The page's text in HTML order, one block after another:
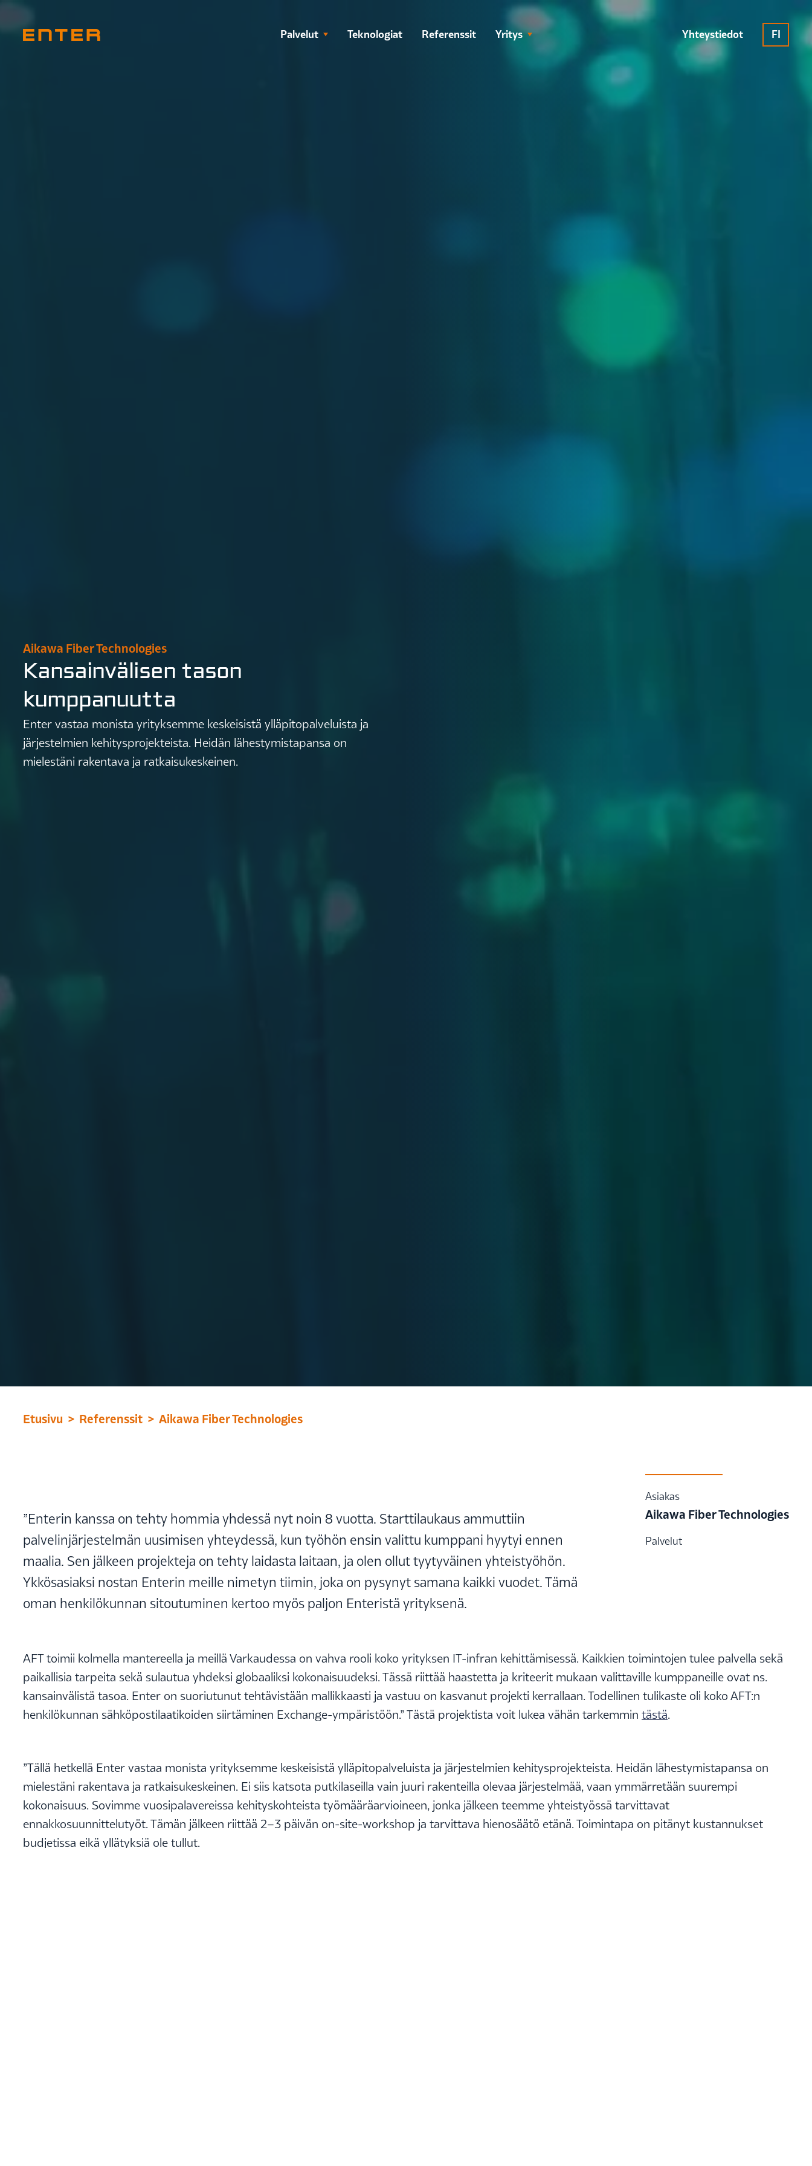
Palvelut Teknologiat Referenssit Yritys Yhteystiedot FI
Aikawa Fiber Technologies
Kansainvälisen tason
kumppanuutta
Enter vastaa monista yrityksemme keskeisistä ylläpitopalveluista ja
järjestelmien kehitysprojekteista. Heidän lähestymistapansa on
mielestäni rakentava ja ratkaisukeskeinen.
Etusivu Referenssit Aikawa Fiber Technologies
Asiakas
Aikawa Fiber Technologies
Palvelut
”Enterin kanssa on tehty hommia yhdessä nyt noin 8 vuotta. Starttilaukaus ammuttiin
palvelinjärjestelmän uusimisen yhteydessä, kun työhön ensin valittu kumppani hyytyi ennen
maalia. Sen jälkeen projekteja on tehty laidasta laitaan, ja olen ollut tyytyväinen yhteistyöhön.
Ykkösasiaksi nostan Enterin meille nimetyn tiimin, joka on pysynyt samana kaikki vuodet. Tämä
oman henkilökunnan sitoutuminen kertoo myös paljon Enteristä yrityksenä.
AFT toimii kolmella mantereella ja meillä Varkaudessa on vahva rooli koko yrityksen IT-infran kehittämisessä. Kaikkien toimintojen tulee palvella sekä
paikallisia tarpeita sekä sulautua yhdeksi globaaliksi kokonaisuudeksi. Tässä riittää haastetta ja kriteerit mukaan valittaville kumppaneille ovat ns.
kansainvälistä tasoa. Enter on suoriutunut tehtävistään mallikkaasti ja vastuu on kasvanut projekti kerrallaan. Todellinen tulikaste oli koko AFT:n
henkilökunnan sähköpostilaatikoiden siirtäminen Exchange-ympäristöön.” Tästä projektista voit lukea vähän tarkemmin tästä
”Tällä hetkellä Enter vastaa monista yrityksemme keskeisistä ylläpitopalveluista ja järjestelmien kehitysprojekteista. Heidän lähestymistapansa on
mielestäni rakentava ja ratkaisukeskeinen. Ei siis katsota putkilaseilla vain juuri rakenteilla olevaa järjestelmää, vaan ymmärretään suurempi
kokonaisuus. Sovimme vuosipalavereissa kehityskohteista työmääräarvioineen, jonka jälkeen teemme yhteistyössä tarvittavat
ennakkosuunnittelutyöt. Tämän jälkeen riittää 2–3 päivän on-site-workshop ja tarvittava hienosäätö etänä. Toimintapa on pitänyt kustannukset
budjetissa eikä yllätyksiä ole tullut.